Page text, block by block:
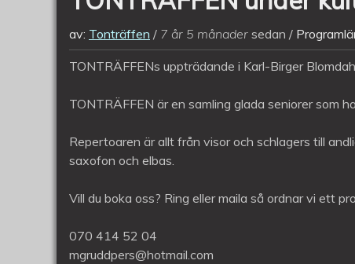
av: Tonträffen 7 år 5 månader sedan
TONTRÄFFENs uppträdande i Karl-Birger
TONTRÄFFEN är en samling glada seniorer som
Repertoaren är allt från visor och schlagers till
saxofon och elbas.
Vill du boka oss? Ring eller maila så ordnar vi ett
070 414 52 04
mgruddpers@hotmail.com